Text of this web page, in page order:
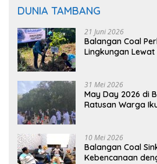
DUNIA TAMBANG
21 Juni 2026
Balangan Coal
Lingkungan
31 Mei 2026
May Day 2026 di
Ratusan Warga
10 Mei 2026
Balangan Coal
Kebencanaan